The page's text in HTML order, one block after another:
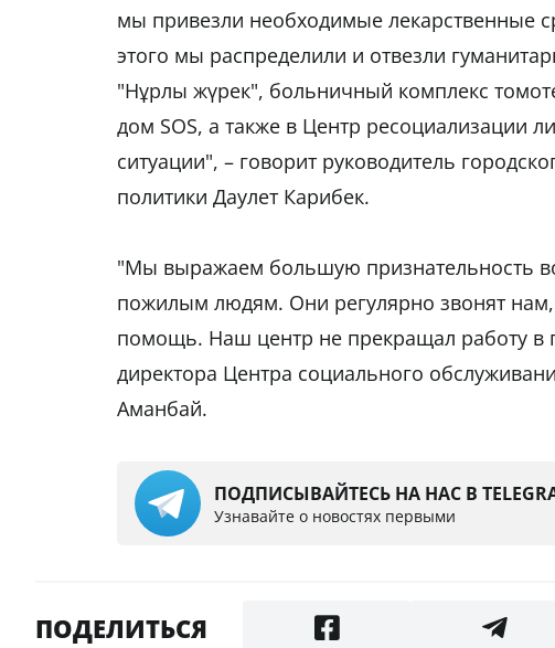
мы привезли необходимые лекарственные
этого мы распределили и отвезли
"Нұрлы жүрек", больничный комплекс
дом SOS, а также в Центр ресоциализации
ситуации", – говорит руководитель
политики Даулет Карибек.
"Мы выражаем большую признательность
пожилым людям. Они регулярно звонят
помощь. Наш центр не прекращал работу в
директора Центра социального
Аманбай.
ПОДПИСЫВАЙТЕСЬ НА НАС В
Узнавайте о новостях первыми
ПОДЕЛИТЬСЯ